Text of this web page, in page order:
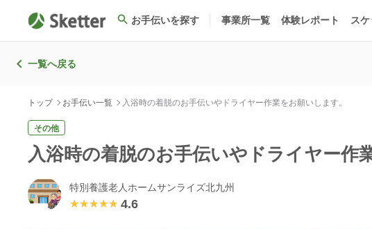
お手伝いを探す 事業所一覧 体験レポート ス
一覧へ戻る
トップ お手伝い一覧 入浴時の着脱のお手伝いやドライヤー作業をお願いします。
その他
入浴時の着脱のお手伝いやドライヤー作
特別養護老人ホームサンライズ北九州
★★★★★
★★★★★ 4.6